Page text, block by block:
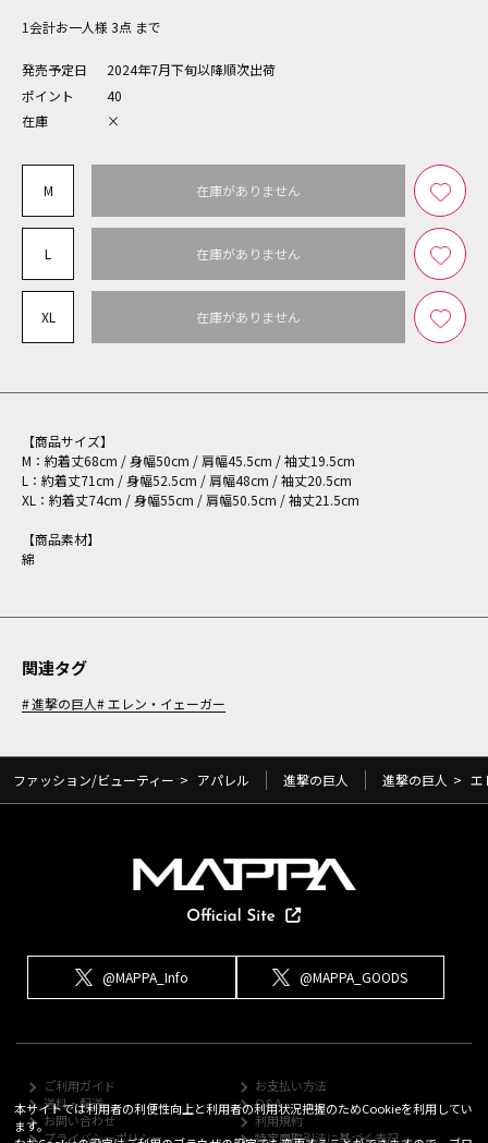
1会計お一人様 3点 まで
発売予定日
2024年7月下旬以降順次出荷
ポイント
40
在庫
×
M 在庫がありません
L 在庫がありません
XL 在庫がありません
【商品サイズ】
M：約着丈68cm / 身幅50cm / 肩幅45.5cm / 袖丈19.5cm
L：約着丈71cm / 身幅52.5cm / 肩幅48cm / 袖丈20.5cm
XL：約着丈74cm / 身幅55cm / 肩幅50.5cm / 袖丈21.5cm
【商品素材】
綿
関連タグ
進撃の巨人 エレン・イェーガー
ファッション/ビューティー > アパレル 進撃の巨人 進撃の巨人 > エ
@MAPPA_Info @MAPPA_GOODS
ご利用ガイド
お支払い方法
送料・配送
Q&A
お問い合わせ
利用規約
プライバシーポリシー
特定商取引法に基づく表記
本サイトでは利用者の利便性向上と利用者の利用状況把握のためCookieを利用してい
ます。